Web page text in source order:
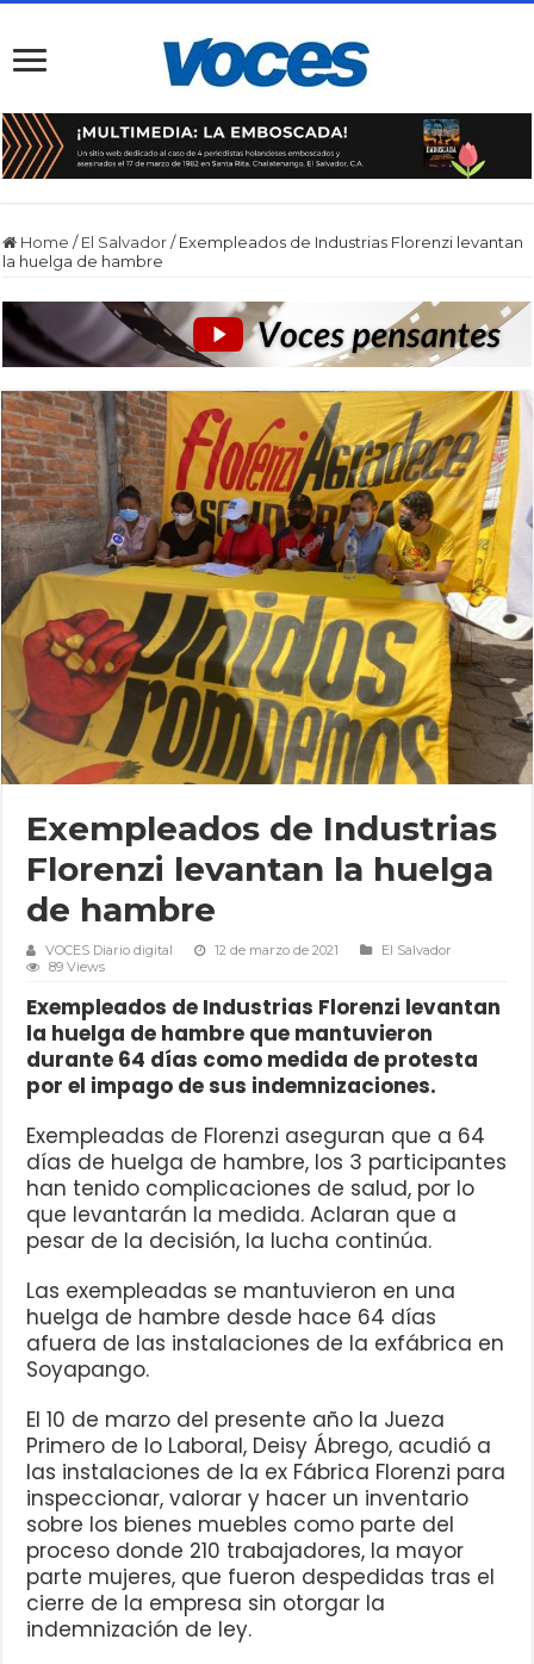
Home / El Salvador / Exempleados de Industrias Florenzi levantan
la huelga de hambre
Exempleados de Industrias
Florenzi levantan la huelga
de hambre
VOCES Diario digital 12 de marzo de 2021
El Salvador
89 Views
Exempleados de Industrias Florenzi levantan
la huelga de hambre que mantuvieron
durante 64 días como medida de protesta
por el impago de sus indemnizaciones.
Exempleadas de Florenzi aseguran que a 64
días de huelga de hambre, los 3 participantes
han tenido complicaciones de salud, por lo
que levantarán la medida. Aclaran que a
pesar de la decisión, la lucha continúa.
Las exempleadas se mantuvieron en una
huelga de hambre desde hace 64 días
afuera de las instalaciones de la exfábrica en
Soyapango.
El 10 de marzo del presente año la Jueza
Primero de lo Laboral, Deisy Ábrego, acudió a
las instalaciones de la ex Fábrica Florenzi para
inspeccionar, valorar y hacer un inventario
sobre los bienes muebles como parte del
proceso donde 210 trabajadores, la mayor
parte mujeres, que fueron despedidas tras el
cierre de la empresa sin otorgar la
indemnización de ley.